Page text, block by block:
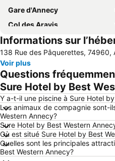
Gare d'Annecy
Col des Aravis
Domaine Alpin des Saisies
La Féclaz
La Fête du Lac
Combloux
Aillons-Margériaz
Noël des Alpes
Piscine-Patinoire Jean Régis
Eaux-Vives
Festival International du Film d'Animation d'Annecy
Informations sur
138 Rue des Pâquerettes, 74960,
Voir plus
Questions
Sure Hotel by Best
Y a-t-il une piscine à Sure Hotel
Les animaux de compagnie sont-
Western Annecy?
Sure Hotel by Best Western
Où est situé Sure Hotel by Best
Quelles sont les principales
Best Western Annecy?